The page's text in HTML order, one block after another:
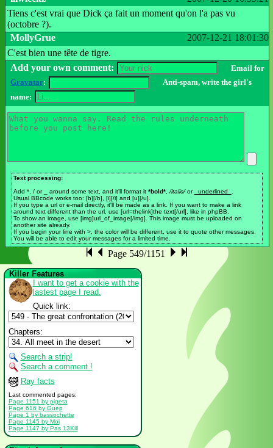
Tiens c'est vrai que Dick ça fait un moment qu'on l'a pas vu
(octobre ?).
2007-12-21 18:01:30
MollyGrue
C'est bien une tête de tigre.
Add your own comment:
Email for
Gravatar:
Anti-spam, write the girl's
name:
Text processing:
Add *, / or _ around some text, and it'll format it *bold*, /italic/or _underlined_
Usual BBcode works too: [b][/b], [i][/i] and [u][/u].
If you type a url or e-mail directly, it'll be made as a link. If you want to make a link
around text different than the url, use [url=thelink]the text[/url], like in phpBB.
To show an image, use [img]url_of_image[/img]. This image must be uploaded on
another site already.
If you begin your line with >, the color will be different, use it to quote other messages.
You will be able to edit your messages for a limited time.
Page 549/1151
Killer Features
I want to get a cookie with the
lastest page I read.
Quick link:
Chapters:
Search a strip!
Search a comment !
Ray facts
Last commented pages:
Page 1151 by pigeta
Page 616 by Guep
Page 1 by bassochette
Page 1145 by Moi
Page 1147 by Pas 13Kill